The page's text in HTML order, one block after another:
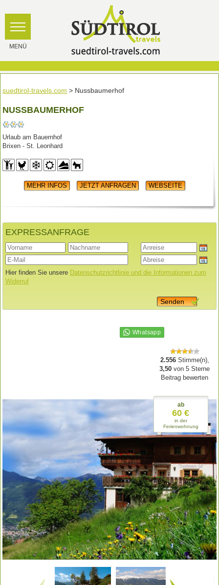
suedtirol-travels.com > Nussbaumerhof
NUSSBAUMERHOF
Urlaub am Bauernhof
Brixen - St. Leonhard
MEHR INFOS JETZT ANFRAGEN WEBSEITE
EXPRESSANFRAGE
Hier finden Sie unsere Datenschutzrichtlinie und die Informationen zum
Widerruf
Senden
2.556Stimme(n),
3,50 von5 Sterne
Beitrag bewerten
ab
60 €
in der
Ferienwohnung